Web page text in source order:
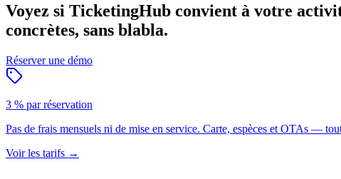
Voyez si TicketingHub convient à votre
concrètes, sans blabla.
Réserver une démo
3 % par réservation
Pas de frais mensuels ni de mise en service. Carte, espèces et OTAs —
Voir les tarifs →